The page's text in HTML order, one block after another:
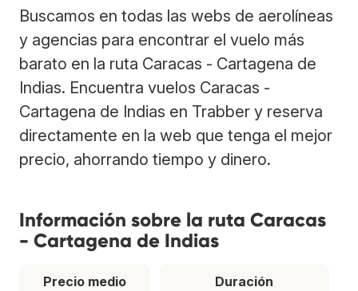
Buscamos en todas las webs de aerolíneas
y agencias para encontrar el vuelo más
barato en la ruta Caracas - Cartagena de
Indias. Encuentra vuelos Caracas -
Cartagena de Indias en Trabber y reserva
directamente en la web que tenga el mejor
precio, ahorrando tiempo y dinero.
Información sobre la ruta Caracas
- Cartagena de Indias
Precio medio
Duración